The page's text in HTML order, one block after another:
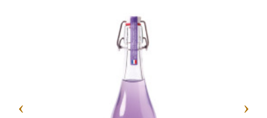
‹ ›